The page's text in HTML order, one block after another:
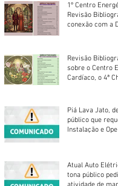
1º Centro
Revisão
conexão com a
Revisão
sobre o Centro
Cardíaco, o 4ª
Piá Lava Jato,
público que
Instalação e
Atual Auto
tona público